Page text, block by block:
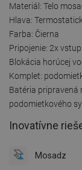
Materiál: Telo
Hlava:
Farba: Čierna
Pripojenie: 2x
Blokácia horúcej
Komplet:
Batéria pripravená
podomietkového
Inovatívne
Mosadz